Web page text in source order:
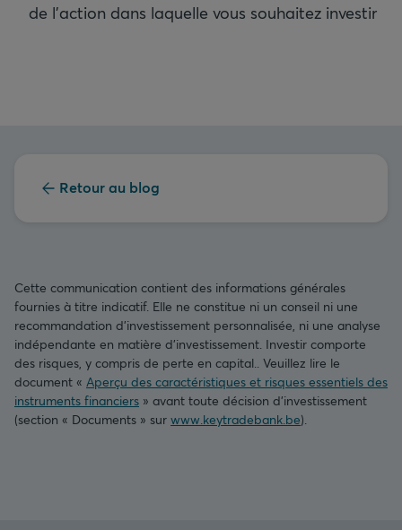
de l’action dans laquelle vous souhaitez investir
Retour au blog
Cette communication contient des informations générales
fournies à titre indicatif. Elle ne constitue ni un conseil ni une
recommandation d’investissement personnalisée, ni une analyse
indépendante en matière d’investissement. Investir comporte
des risques, y compris de perte en capital.. Veuillez lire le
document « Aperçu des caractéristiques et risques essentiels des
instruments financiers » avant toute décision d’investissement
(section « Documents » sur www.keytradebank.be).